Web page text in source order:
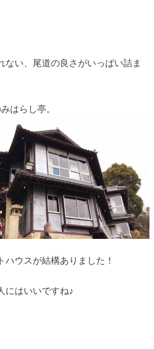
ない、尾道の良さがいっぱい詰ま
はらし亭。
ハウスが結構ありました！
にはいいですね♪